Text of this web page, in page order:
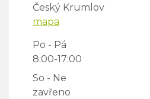
Český Krumlov
mapa
Po - Pá
8:00-17:00
So - Ne
zavřeno